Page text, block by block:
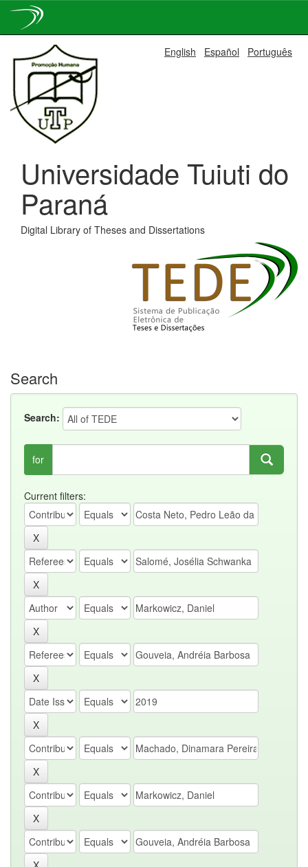
navigation
English Español Português
Universidade Tuiuti do
Paraná
Digital Library of Theses and Dissertations
Search
Search:
for
Current filters: